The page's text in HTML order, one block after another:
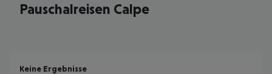
Pauschalreisen Calpe
Keine Ergebnisse